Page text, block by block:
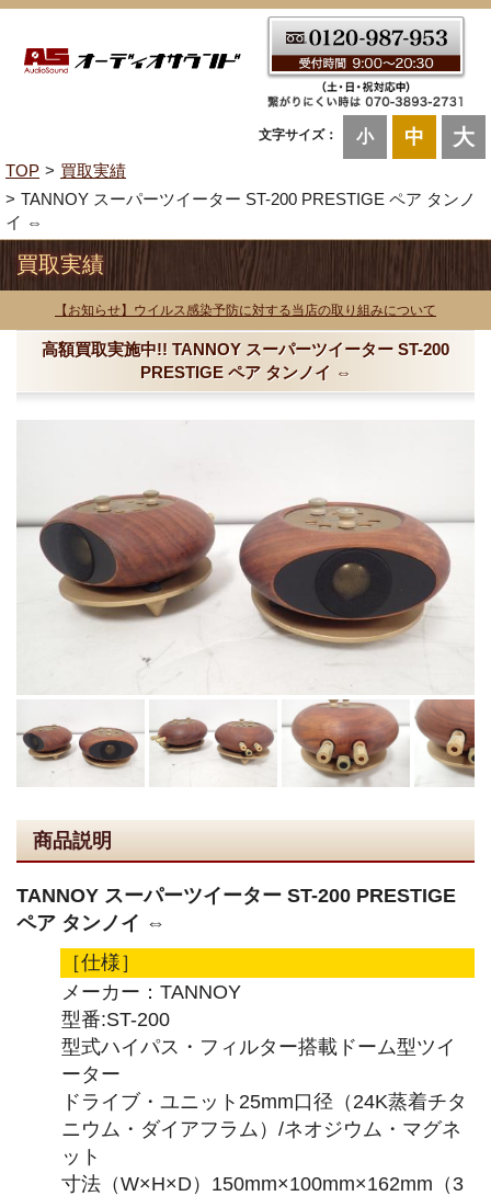
文字サイズ： 小 中 大
TOP
買取実績
TANNOY スーパーツイーター ST-200 PRESTIGE ペア タンノ
イ ⇔
買取実績
【お知らせ】ウイルス感染予防に対する当店の取り組みについて
高額買取実施中!! TANNOY スーパーツイーター ST-200
PRESTIGE ペア タンノイ ⇔
商品説明
TANNOY スーパーツイーター ST-200 PRESTIGE
ペア タンノイ ⇔
［仕様］
メーカー：TANNOY
型番:ST-200
型式ハイパス・フィルター搭載ドーム型ツイ
ーター
ドライブ・ユニット25mm口径（24K蒸着チタ
ニウム・ダイアフラム）/ネオジウム・マグネ
ット
寸法（W×H×D）150mm×100mm×162mm（3